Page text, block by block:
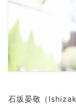
石坂晏敬（